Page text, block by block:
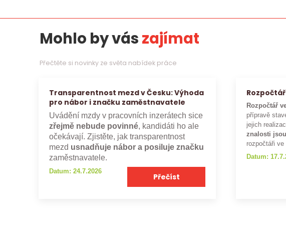
Mohlo by vászajímat
Přečtěte si novinky ze světa nabídek práce
Transparentnost mezd v Česku: Výhoda
pro nábor i značku zaměstnavatele
Uvádění mzdy v pracovních inzerátech sice
zřejmě nebude povinné, kandidáti ho ale
očekávají. Zjistěte, jak transparentnost
mezd usnadňuje nábor a posiluje značku
zaměstnavatele.
Datum: 24.7.2026
Přečíst
Rozpočtář
Rozpočtář
přípravě
jejich
znalosti
rozpočtáři
Datum: